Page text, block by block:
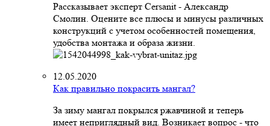
Рассказывает эксперт Cersanit - Александр
Смолин. Оцените все плюсы и минусы различных
конструкций с учетом особенностей помещения,
удобства монтажа и образа жизни.
12.05.2020
Как правильно покрасить мангал?
За зиму мангал покрылся ржавчиной и теперь
имеет неприглядный вид. Возникает вопрос - что